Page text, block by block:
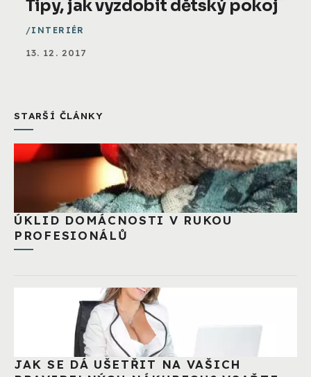
Tipy, jak vyzdobit dětský pokoj
INTERIÉR
13. 12. 2017
STARŠÍ ČLÁNKY
ÚKLID DOMÁCNOSTI V RUKOU
PROFESIONÁLŮ
JAK SE DÁ UŠETŘIT NA VAŠICH